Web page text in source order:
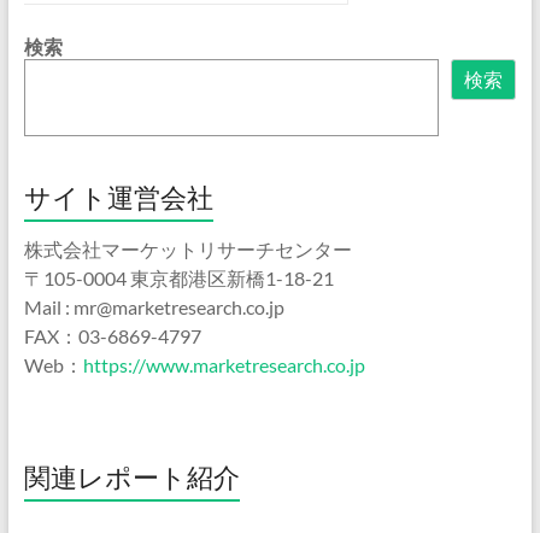
検索
検索
サイト運営会社
株式会社マーケットリサーチセンター
〒105-0004 東京都港区新橋1-18-21
Mail : mr@marketresearch.co.jp
FAX：03-6869-4797
Web： https://www.marketresearch.co.jp
関連レポート紹介